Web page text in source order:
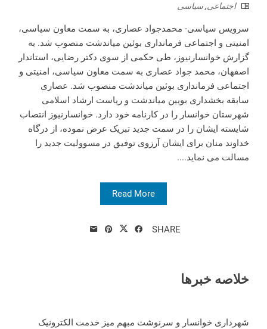
اجتماعی,سیاسی
سرویس سیاسی- محمدجواد عصاری، به سمت معاون سیاسی،
امنیتی و اجتماعی فرمانداری بوئین میاندشت منصوب شد. به
گزارش خوانسارنیوز، طی حکمی از سوی دکتر رضایی، استاندار
اصفهان، محمد جواد عصاری به سمت معاون سیاسی، امنیتی و
اجتماعی فرمانداری بوئین میاندشت منصوب شد. عصاری
سابقه بخشداری بویین میاندشت و ریاست ارشاد اسلامی
شهرستان خوانسار را در کارنامه خود دارد. خوانسارنیوز انتصاب
شایسته ایشان را در سمت جدید تبریک عرض نموده، از درگاه
خداوند منان برای ایشان آرزوی توفیق در مسوولیت جدید را
مسالت می نماید....
Read More
SHARE
خلاصه خبرها
شهرداری خوانسار و سرنوشت مبهم میز خدمت الکترونیک